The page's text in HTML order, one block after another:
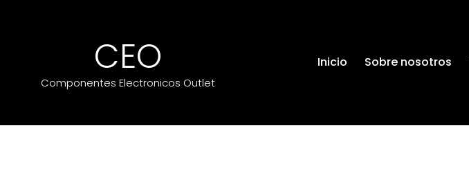
CEO
Componentes Electronicos Outlet
Inicio Sobre nosotros